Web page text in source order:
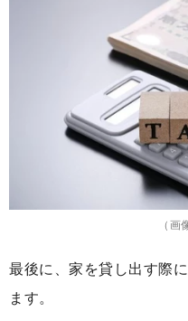
（画
最後に、家を貸し出す際
ます。